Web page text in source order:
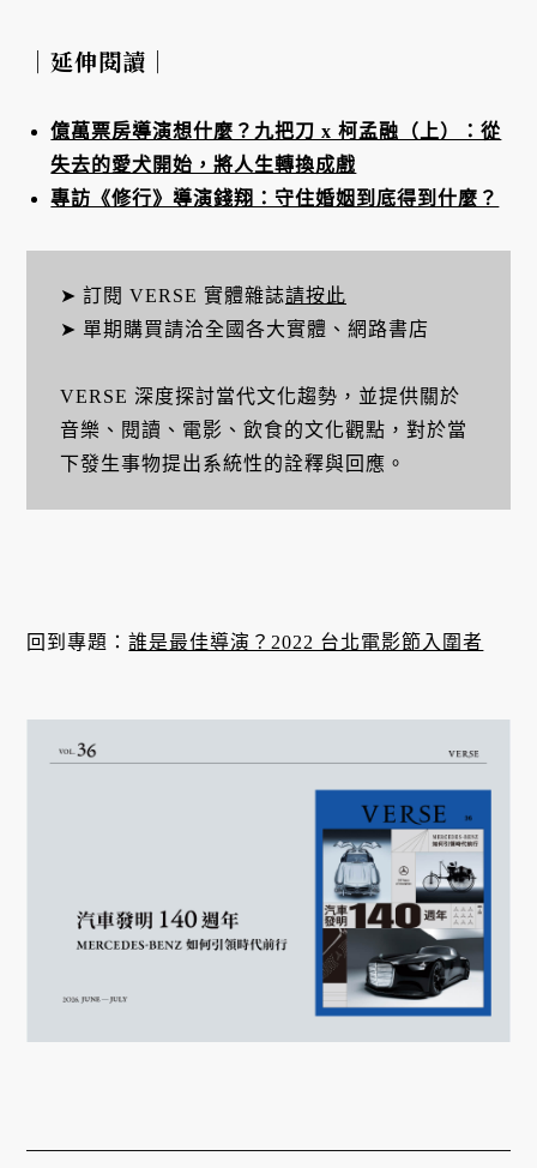
｜延伸閱讀｜
億萬票房導演想什麼？九把刀 x 柯孟融（上）：從
失去的愛犬開始，將人生轉換成戲
專訪《修行》導演錢翔：守住婚姻到底得到什麼？
➤ 訂閱 VERSE 實體雜誌請按此
➤ 單期購買請洽全國各大實體、網路書店
VERSE 深度探討當代文化趨勢，並提供關於
音樂、閱讀、電影、飲食的文化觀點，對於當
下發生事物提出系統性的詮釋與回應。
回到專題：誰是最佳導演？2022 台北電影節入圍者